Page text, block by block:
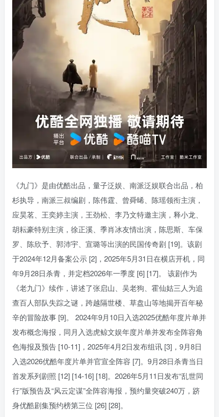
《九门》是由优酷出品，量子泛娱、南派泛娱联合出品，柏
杉执导，南派三叔编剧，陈伟霆、曾舜晞、陈瑶领衔主演，
应昊茗、王奕婷主演，王劲松、李乃文特邀主演，释小龙、
胡耘豪特别主演，徐正溪、季肖冰友情出演，陈思斯、车保
罗、陈欣予、郭沛宇、宣璐等出演的民国传奇剧 [19]。该剧
于2024年12月备案公示 [2]，2025年5月31日在横店开机，同
年9月28日杀青，并定档2026年一季度 [6] [17]。 该剧作为
《老九门》续作，讲述了张启山、吴老狗、霍仙姑三人为追
查百人部队失踪之谜，跨越隔世楼、草盘山等地揭开百年秘
辛的冒险故事 [9]。 2024年9月10日入选2025优酷年度片单并
发布概念海报，同月入选虎鲸文娱年度片单并发布全阵容角
色海报及预告 [10-11]，2025年4月2日发布组讯 [3]，9月8日
入选2026优酷年度片单并官宣全阵容 [7]。9月28日杀青当日
首发系列剧照 [12] [14-16] [18]。2026年5月11日发布“乱世同
行”版预告及“风云定谋”全阵容海报，预约量突破240万，跻
身优酷剧集预约榜第三位 [26] [28]。